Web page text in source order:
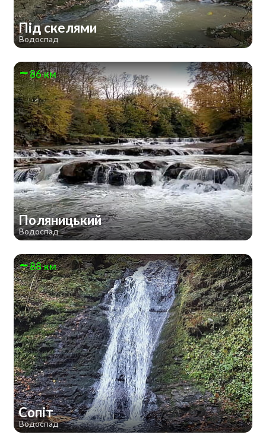
Під скелями
Водоспад
86 км
Поляницький
Водоспад
88 км
Сопіт
Водоспад